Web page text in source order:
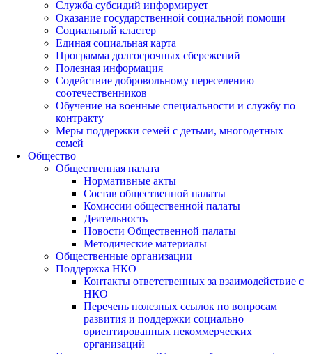
Служба субсидий информирует
Оказание государственной социальной помощи
Социальный кластер
Единая социальная карта
Программа долгосрочных сбережений
Полезная информация
Содействие добровольному переселению
соотечественников
Обучение на военные специальности и службу по
контракту
Меры поддержки семей с детьми, многодетных
семей
Общество
Общественная палата
Нормативные акты
Состав общественной палаты
Комиссии общественной палаты
Деятельность
Новости Общественной палаты
Методические материалы
Общественные организации
Поддержка НКО
Контакты ответственных за взаимодействие с
НКО
Перечень полезных ссылок по вопросам
развития и поддержки социально
ориентированных некоммерческих
организаций